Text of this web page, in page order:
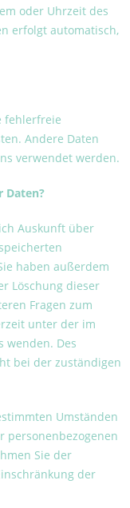
oder Uhrzeit des
erfolgt automatisch,
fehlerfreie
Andere Daten
verwendet werden.
Daten?
Auskunft über
haben außerdem
Löschung dieser
Fragen zum
unter der im
wenden. Des
bei der zuständigen
Umständen
personenbezogenen
Sie der
der